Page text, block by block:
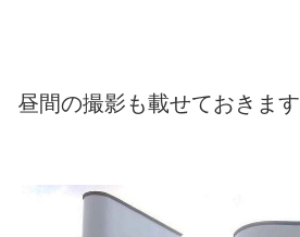
昼間の撮影も載せておきます